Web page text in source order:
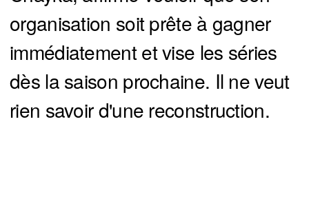
organisation soit prête à gagner
immédiatement et vise les séries
dès la saison prochaine. Il ne veut
rien savoir d'une reconstruction.